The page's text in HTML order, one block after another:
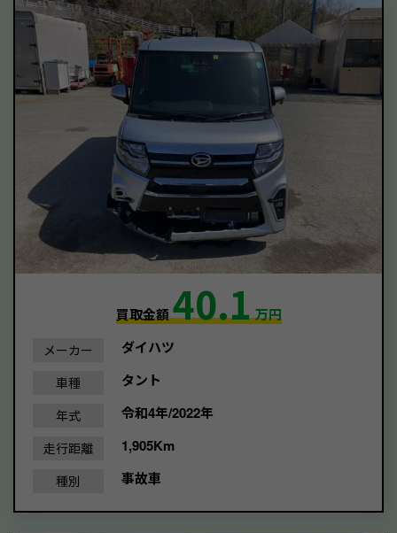
買取金額40.1万円
メーカー ダイハツ
車種 タント
年式 令和4年/2022年
走行距離 1,905Km
種別 事故車